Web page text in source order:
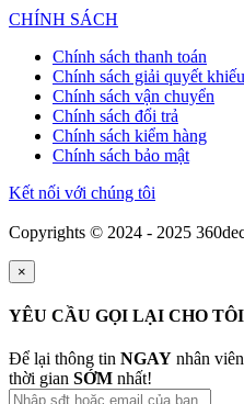
CHÍNH SÁCH
Chính sách thanh toán
Chính sách giải quyết
Chính sách vận chuyển
Chính sách đổi trả
Chính sách kiểm hàng
Chính sách bảo mật
Kết nối với chúng tôi
Copyrights © 2024 - 2025
×
YÊU CẦU GỌI LẠI CHO TÔI
Để lại thông tin NGAY nhân
thời gian SỚM nhất!